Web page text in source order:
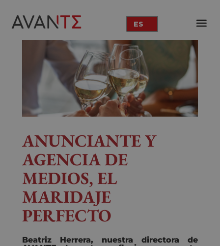
ES
ANUNCIANTE Y
AGENCIA DE
MEDIOS, EL
MARIDAJE
PERFECTO
Beatriz Herrera, nuestra directora de